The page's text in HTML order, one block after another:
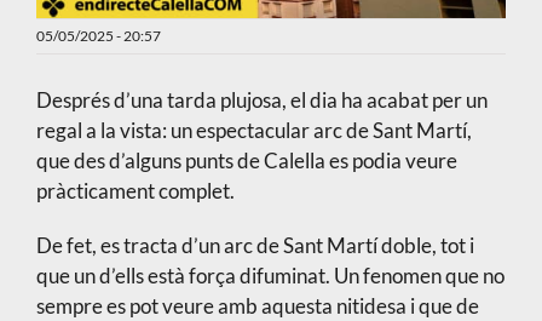
05/05/2025 - 20:57
Després d’una tarda plujosa, el dia ha acabat per un
regal a la vista: un espectacular arc de Sant Martí,
que des d’alguns punts de Calella es podia veure
pràcticament complet.
De fet, es tracta d’un arc de Sant Martí doble, tot i
que un d’ells està força difuminat. Un fenomen que no
sempre es pot veure amb aquesta nitidesa i que de